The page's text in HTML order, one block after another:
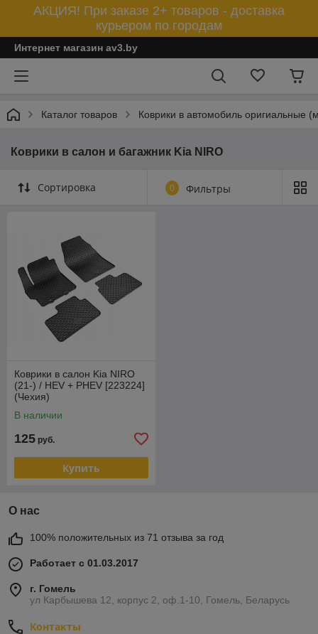
АКЦИЯ! При заказе 2+ товаров - доставка
курьером по городам
Интернет магазин av3.by
Каталог товаров Коврики в автомобиль оригиальные
Коврики в салон и багажник Kia NIRO
Сортировка 0 Фильтры
Коврики в салон Kia NIRO
(21-) / HEV + PHEV [223224]
(Чехия)
В наличии
125 руб.
Купить
О нас
100% положительных из 71 отзыва за год
Работает с 01.03.2017
г. Гомель
ул Карбышева 12, корпус 2, оф.1-10, Гомель, Беларусь
Контакты